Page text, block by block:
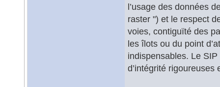
l’usage des données
raster ") et le respect
voies, contiguïté des
les îlots ou du point
indispensables. Le
d’intégrité rigoureuses